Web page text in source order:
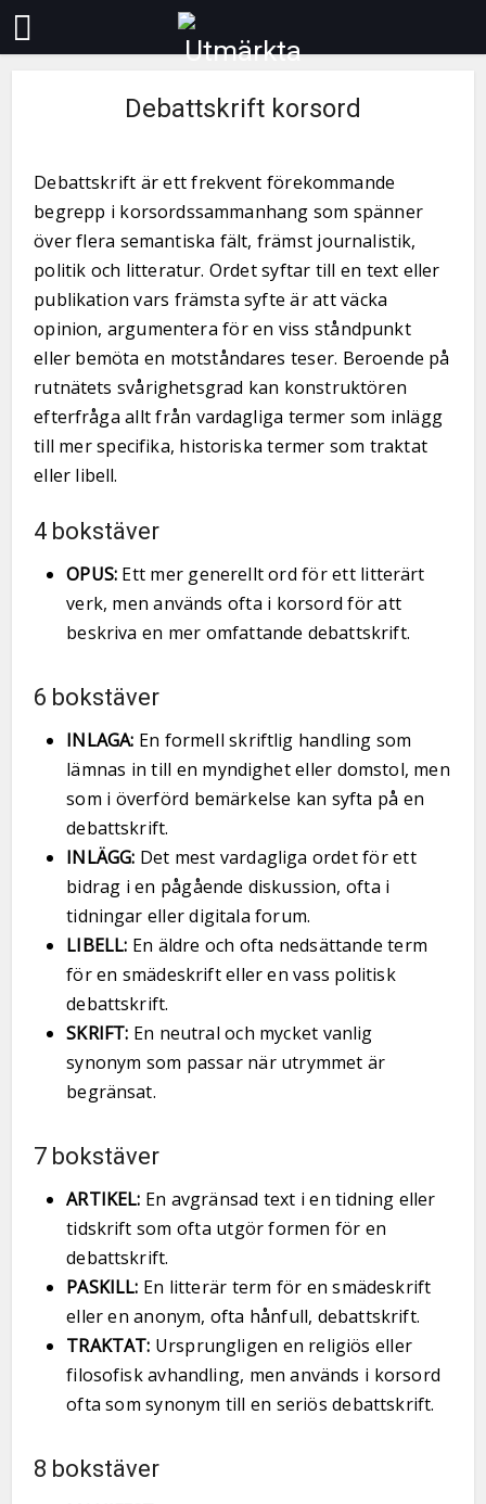
Debattskrift korsord
Debattskrift är ett frekvent förekommande
begrepp i korsordssammanhang som spänner
över flera semantiska fält, främst journalistik,
politik och litteratur. Ordet syftar till en text eller
publikation vars främsta syfte är att väcka
opinion, argumentera för en viss ståndpunkt
eller bemöta en motståndares teser. Beroende på
rutnätets svårighetsgrad kan konstruktören
efterfråga allt från vardagliga termer som inlägg
till mer specifika, historiska termer som traktat
eller libell.
4 bokstäver
OPUS: Ett mer generellt ord för ett litterärt
verk, men används ofta i korsord för att
beskriva en mer omfattande debattskrift.
6 bokstäver
INLAGA: En formell skriftlig handling som
lämnas in till en myndighet eller domstol, men
som i överförd bemärkelse kan syfta på en
debattskrift.
INLÄGG: Det mest vardagliga ordet för ett
bidrag i en pågående diskussion, ofta i
tidningar eller digitala forum.
LIBELL: En äldre och ofta nedsättande term
för en smädeskrift eller en vass politisk
debattskrift.
SKRIFT: En neutral och mycket vanlig
synonym som passar när utrymmet är
begränsat.
7 bokstäver
ARTIKEL: En avgränsad text i en tidning eller
tidskrift som ofta utgör formen för en
debattskrift.
PASKILL: En litterär term för en smädeskrift
eller en anonym, ofta hånfull, debattskrift.
TRAKTAT: Ursprungligen en religiös eller
filosofisk avhandling, men används i korsord
ofta som synonym till en seriös debattskrift.
8 bokstäver